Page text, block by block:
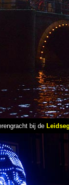
bij de